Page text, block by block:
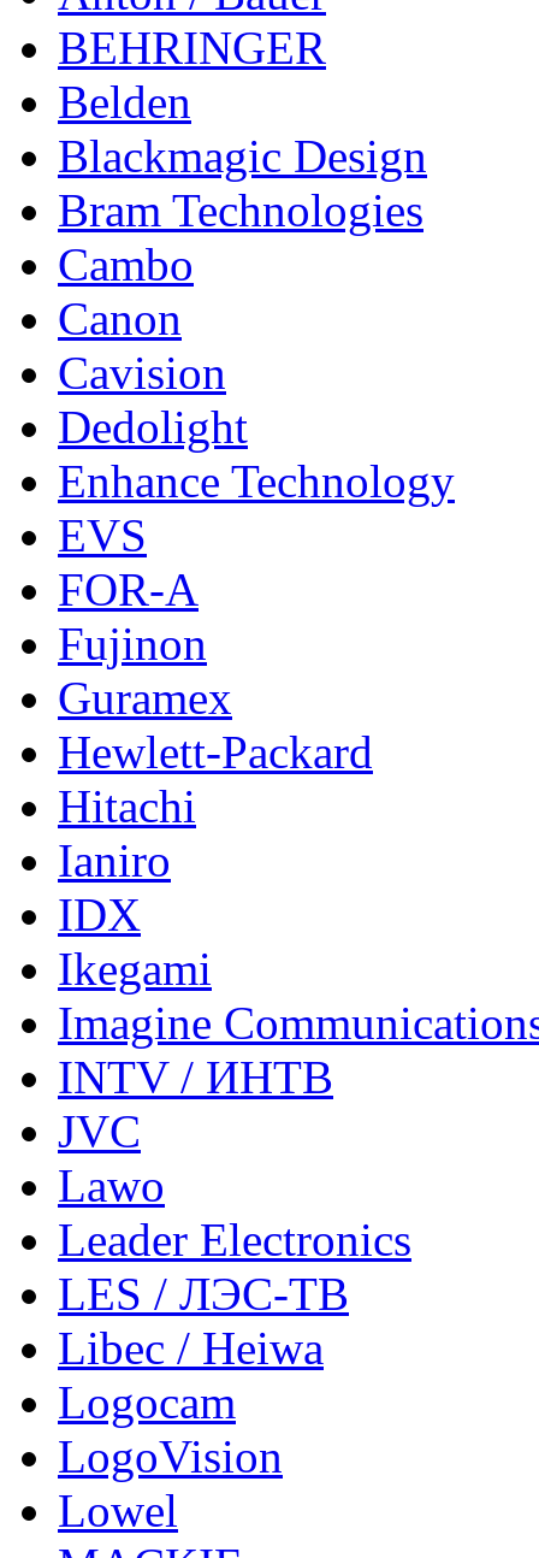
BEHRINGER
Belden
Blackmagic Design
Bram Technologies
Cambo
Canon
Cavision
Dedolight
Enhance Technology
EVS
FOR-A
Fujinon
Guramex
Hewlett-Packard
Hitachi
Ianiro
IDX
Ikegami
Imagine
INTV / ИНТВ
JVC
Lawo
Leader Electronics
LES / ЛЭС-ТВ
Libec / Heiwa
Logocam
LogoVision
Lowel